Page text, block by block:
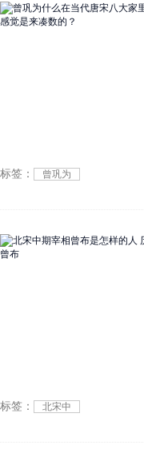
标签： 曾巩为
标签： 北宋中